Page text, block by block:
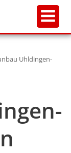
Uhldingen-